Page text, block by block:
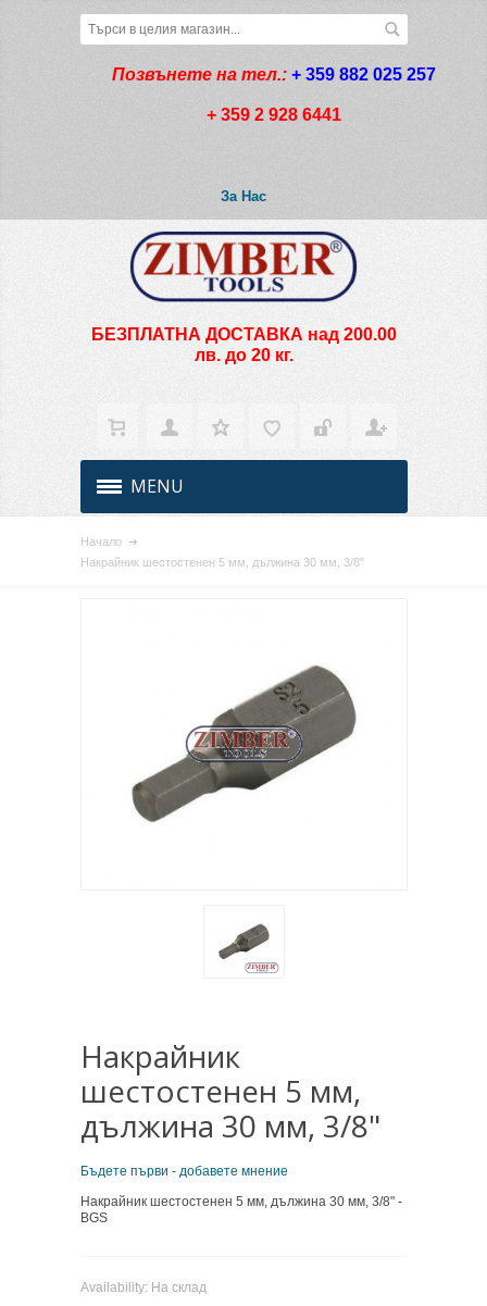
Позвънете на тел.: + 359 882 025 257
+ 359 2 928 6441
За Нас
БЕЗПЛАТНА ДОСТАВКА над 200.00
лв. до 20 кг.
MENU
Начало
Накрайник шестостенен 5 мм, дължина 30 мм, 3/8"
Накрайник
шестостенен 5 мм,
дължина 30 мм, 3/8"
Бъдете първи - добавете мнение
Накрайник шестостенен 5 мм, дължина 30 мм, 3/8" -
BGS
Availability: На склад